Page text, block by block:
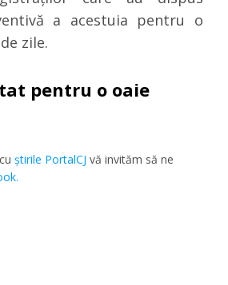
a acestuia pentru o
zile.
pentru o oaie
ştirile PortalCJ vă invităm să ne